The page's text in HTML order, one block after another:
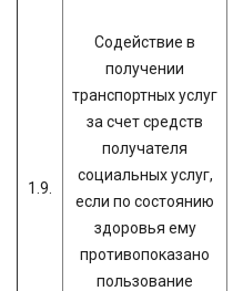
1.9.
Содействие в
получении
транспортных услуг
за счет средств
получателя
социальных услуг,
если по состоянию
здоровья ему
противопоказано
пользование